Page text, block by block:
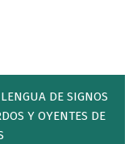
DE SIGNOS
Y OYENTES DE